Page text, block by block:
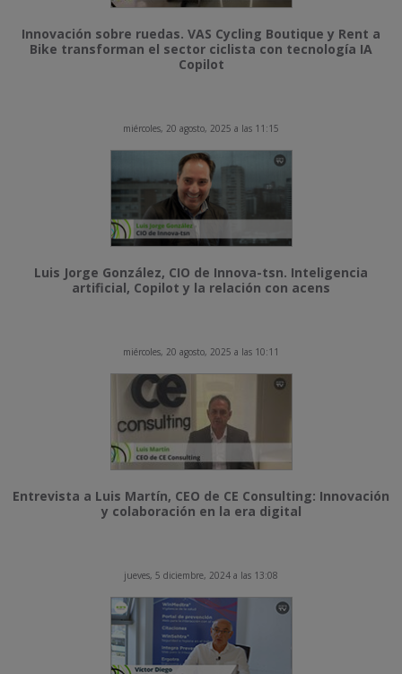
Innovación sobre ruedas. VAS Cycling Boutique y Rent a
Bike transforman el sector ciclista con tecnología IA
Copilot
miércoles, 20 agosto, 2025 a las 11:15
Luis Jorge González, CIO de Innova-tsn. Inteligencia
artificial, Copilot y la relación con acens
miércoles, 20 agosto, 2025 a las 10:11
Entrevista a Luis Martín, CEO de CE Consulting: Innovación
y colaboración en la era digital
jueves, 5 diciembre, 2024 a las 13:08